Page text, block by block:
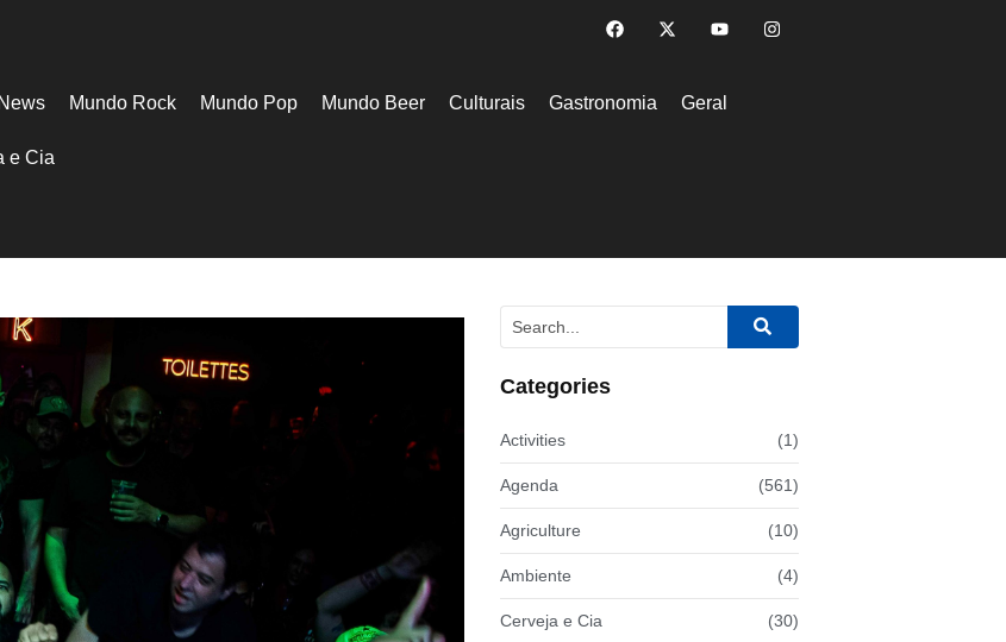
News Mundo Rock Mundo Pop Mundo Beer Culturais Gastronomia Geral
e Cia
Categories
Activities (1)
Agenda (561)
Agriculture (10)
Ambiente (4)
Cerveja e Cia (30)